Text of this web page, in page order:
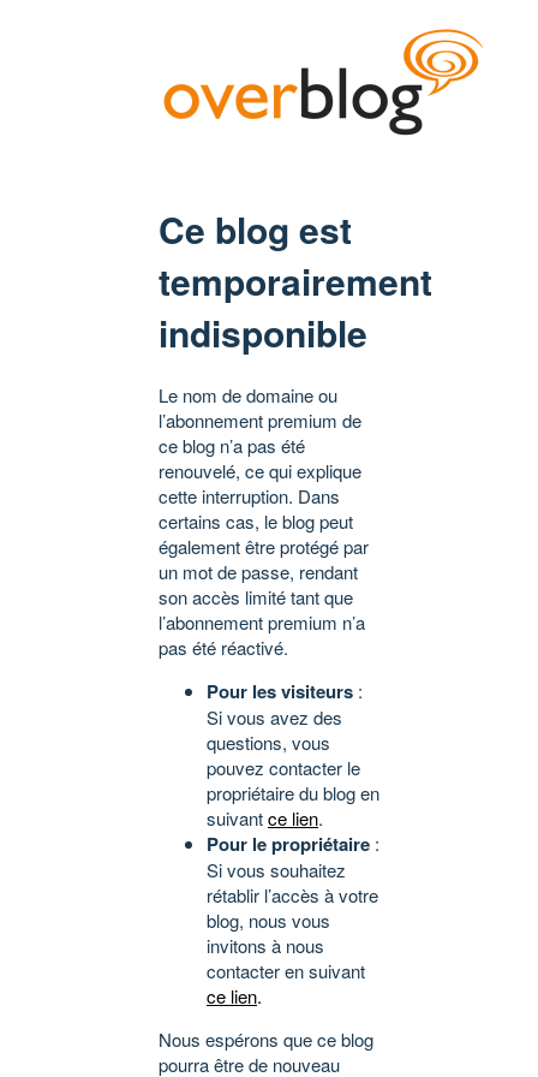
Ce blog est
temporairement
indisponible
Le nom de domaine ou
l’abonnement premium de
ce blog n’a pas été
renouvelé, ce qui explique
cette interruption. Dans
certains cas, le blog peut
également être protégé par
un mot de passe, rendant
son accès limité tant que
l’abonnement premium n’a
pas été réactivé.
Pour les visiteurs :
Si vous avez des
questions, vous
pouvez contacter le
propriétaire du blog en
suivantce lien.
Pour le propriétaire :
Si vous souhaitez
rétablir l’accès à votre
blog, nous vous
invitons à nous
contacter en suivant
ce lien.
Nous espérons que ce blog
pourra être de nouveau